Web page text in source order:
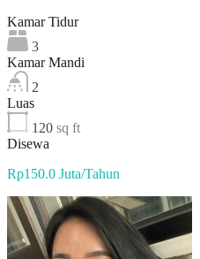
Kamar Tidur
3
Kamar Mandi
2
Luas
120 sq ft
Disewa
Rp150.0 Juta/Tahun